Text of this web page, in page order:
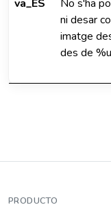
va_ES
No s'ha
ni desar
imatge
des de
PRODUCTO